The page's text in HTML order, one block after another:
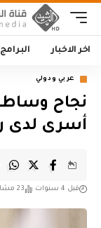
اخر الاخبار البرامج
عربي ودولي
أسرى لدى
قبل 4 سنوات 23 مشاهدات